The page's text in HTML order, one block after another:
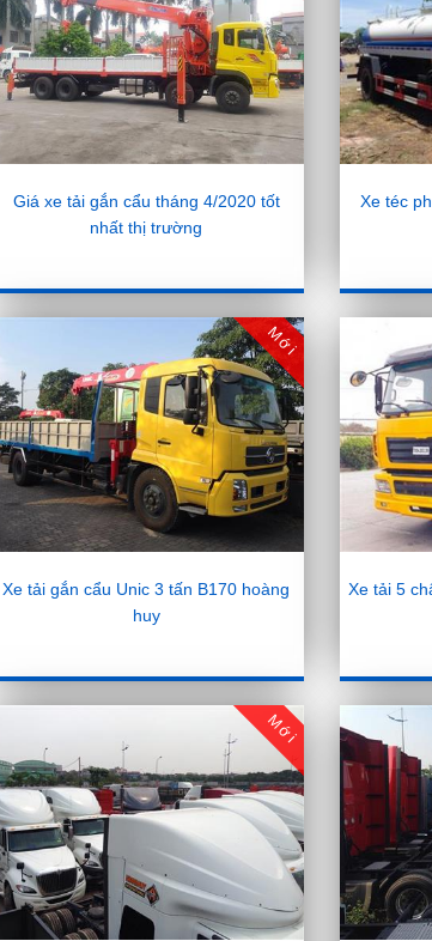
Giá xe tải gắn cẩu tháng 4/2020 tốt
nhất thị trường
Xe téc
Mới
Xe tải gắn cẩu Unic 3 tấn B170 hoàng
huy
Xe tải 5
Mới